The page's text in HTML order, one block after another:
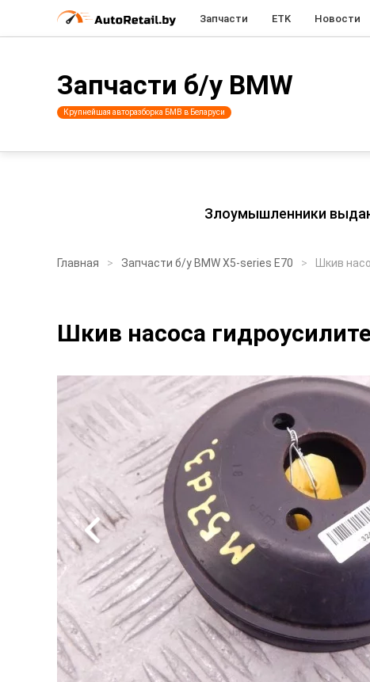
Запчасти ETK Новости
Запчасти б/у BMW
Крупнейшая авторазборка БМВ в Беларуси
Злоумышленники
Главная Запчасти б/у BMW X5-series E70 Шкив
Шкив насоса